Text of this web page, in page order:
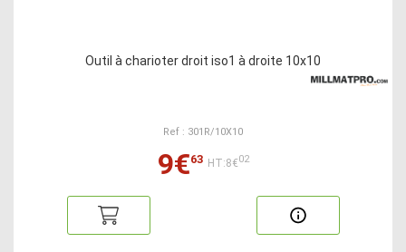
Outil à charioter droit iso1 à droite 10x10
Ref : 301R/10X10
9€63 HT:8€02